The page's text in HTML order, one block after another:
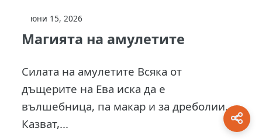
юни 15, 2026
Магията на амулетите
Силата на амулетите Всяка от
дъщерите на Ева иска да е
вълшебница, па макар и за дреболии.
Казват,...